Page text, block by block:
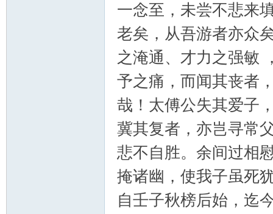
一念至，未尝不悲来
老矣，从吾游者亦众
之淹通、才力之强敏
予之痛，而闻其丧者
哉！太傅公失其爱子
冀其复者，亦岂寻常
悲不自胜。余间过相
掩诸幽，使我子虽死
自壬子秋榜后始，迄